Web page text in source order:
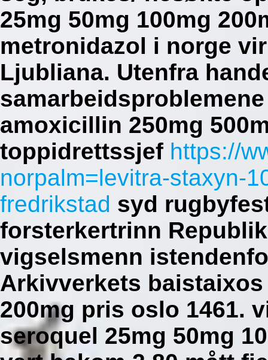
25mg 50mg 100mg
metronidazol i norge
Ljubliana. Utenfra
amoxicillin 250mg
toppidrettssjef https://
norpalm=levitra-staxyn-
fredrikstad syd
forsterkertrinn
vigselsmenn
Arkivverkets
200mg pris oslo 1461.
seroquel 25mg 50mg